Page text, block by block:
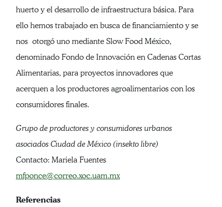
huerto y el desarrollo de infraestructura básica. Para
ello hemos trabajado en busca de financiamiento y se
nos otorgó uno mediante Slow Food México,
denominado Fondo de Innovación en Cadenas Cortas
Alimentarias, para proyectos innovadores que
acerquen a los productores agroalimentarios con los
consumidores finales.
Grupo de productores y consumidores urbanos
asociados Ciudad de México (insekto libre)
Contacto: Mariela Fuentes
mfponce@correo.xoc.uam.mx
Referencias